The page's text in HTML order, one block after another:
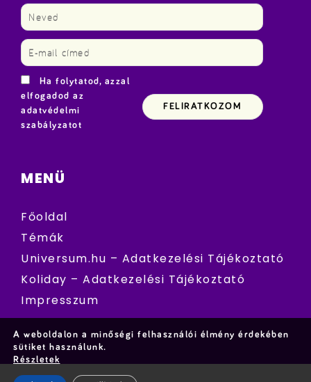
Ha folytatod, azzal
elfogadod az
adatvédelmi
szabályzatot
MENÜ
Főoldal
Témák
Universum.hu – Adatkezelési Tájékoztató
Koliday – Adatkezelési Tájékoztató
Impresszum
A weboldalon a minőségi felhasználói élmény érdekében
sütiket használunk.
Részletek